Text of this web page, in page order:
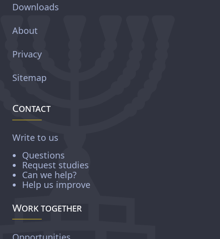
Downloads
About
Privacy
Sitemap
Contact
Write to us
Questions
Request studies
Can we help?
Help us improve
Work together